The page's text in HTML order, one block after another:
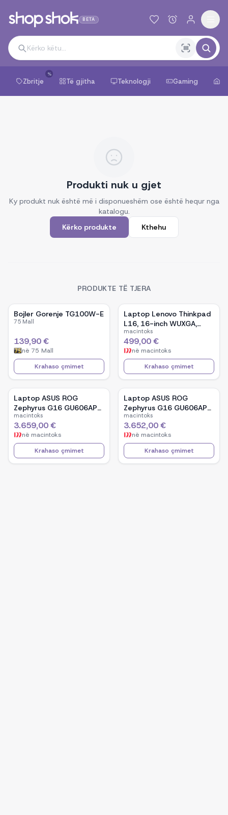
BETA
Zbritje
%
Të gjitha Teknologji Gaming
Produkti nuk u gjet
Ky produkt nuk është më i disponueshëm ose është hequr nga
katalogu.
Kërko produkte
Kthehu
PRODUKTE TË TJERA
Bojler Gorenje TG100W-E
75 Mall
139,90 €
në 75 Mall
Krahaso çmimet
Laptop Lenovo Thinkpad
L16, 16-inch WUXGA,
AMD Ryzen 5 Pro-7535U,
16GB Ram DDR5, 512GB
SSD - Black
macintoks
499,00 €
në macintoks
Krahaso çmimet
Laptop ASUS ROG
Zephyrus G16 GU606AP-
TB039W, 16-inch OLED,
Intel Core Ultra 9 386H,
NVIDIA GeForce RTX
5070, 32GB RAM, 1TB
SSD, Windows 11 - White
macintoks
3.659,00 €
në macintoks
Krahaso çmimet
Laptop ASUS ROG
Zephyrus G16 GU606AP-
TB041W, 16-inch OLED,
Intel Core Ultra 9 386H,
NVIDIA GeForce RTX
5070, 32GB RAM, 1TB
SSD, Windows 11 - Black
macintoks
3.652,00 €
në macintoks
Krahaso çmimet